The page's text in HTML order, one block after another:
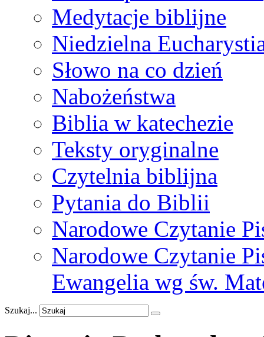
Medytacje biblijne
Niedzielna
Słowo na co dzień
Nabożeństwa
Biblia w katechezie
Teksty oryginalne
Czytelnia biblijna
Pytania do Biblii
Narodowe Czytanie
Narodowe Czytanie
Ewangelia wg św.
Szukaj...